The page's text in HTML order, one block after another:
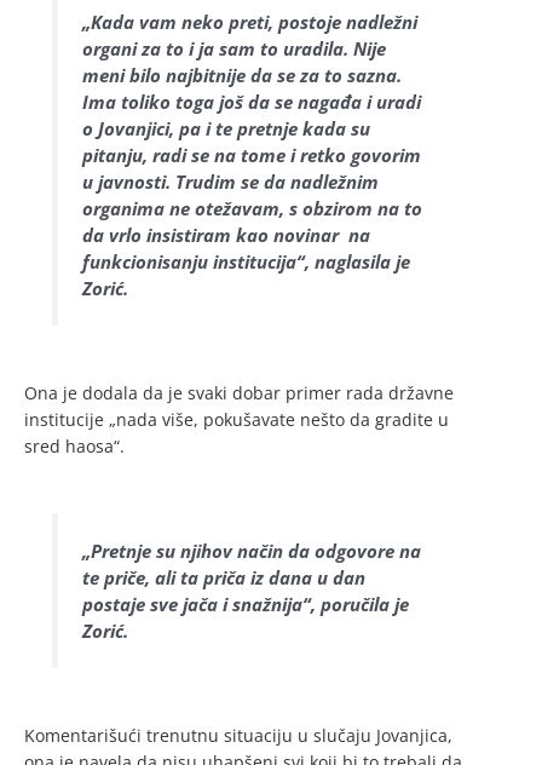
„Kada vam neko preti, postoje nadležni
organi za to i ja sam to uradila. Nije
meni bilo najbitnije da se za to sazna.
Ima toliko toga još da se nagađa i uradi
o Jovanjici, pa i te pretnje kada su
pitanju, radi se na tome i retko govorim
u javnosti. Trudim se da nadležnim
organima ne otežavam, s obzirom na to
da vrlo insistiram kao novinar na
funkcionisanju institucija“, naglasila je
Zorić.
Ona je dodala da je svaki dobar primer rada državne
institucije „nada više, pokušavate nešto da gradite u
sred haosa“.
„Pretnje su njihov način da odgovore na
te priče, ali ta priča iz dana u dan
postaje sve jača i snažnija“, poručila je
Zorić.
Komentarišući trenutnu situaciju u slučaju Jovanjica,